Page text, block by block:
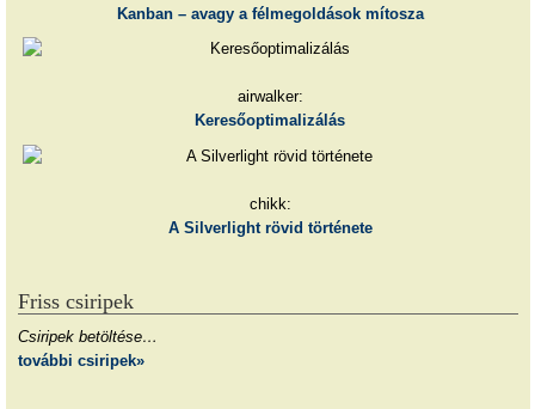
Kanban – avagy a félmegoldások mítosza
airwalker:
Keresőoptimalizálás
chikk:
A Silverlight rövid története
Friss csiripek
Csiripek betöltése…
további csiripek»